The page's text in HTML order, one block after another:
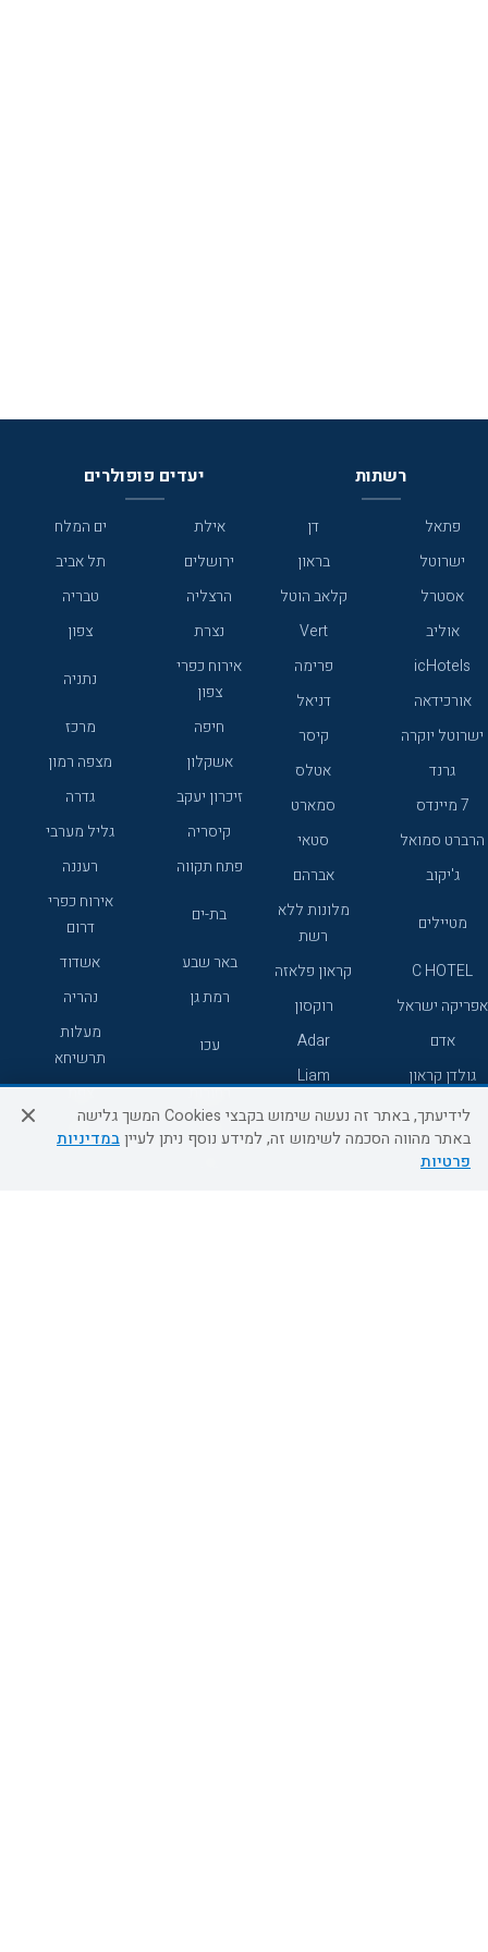
רשתות
פתאל
דן
ישרוטל
בראון
אסטרל
קלאב הוטל
אוליב
Vert
icHotels
פרימה
אורכידאה
דניאל
ישרוטל יוקרה
קיסר
גרנד
אטלס
7 מיינדס
סמארט
הרברט סמואל
סטאי
ג'יקוב
אברהם
מטיילים
מלונות ללא
רשת
C HOTEL
קראון פלאזה
אפריקה ישראל
רוקסון
אדם
Adar
גולדן קראון
Liam
יעדים פופולרים
אילת
ים המלח
ירושלים
תל אביב
הרצליה
טבריה
נצרת
צפון
אירוח כפרי
צפון
נתניה
חיפה
מרכז
אשקלון
מצפה רמון
זיכרון יעקב
גדרה
קיסריה
גליל מערבי
פתח תקווה
רעננה
בת-ים
אירוח כפרי
דרום
באר שבע
אשדוד
רמת גן
נהריה
עכו
מעלות
תרשיחא
רחובות
צפת
חדרה
דרום
לידיעתך, באתר זה נעשה שימוש בקבצי Cookies המשך גלישה
באתר מהווה הסכמה לשימוש זה, למידע נוסף ניתן לעייןבמדיניות
פרטיות